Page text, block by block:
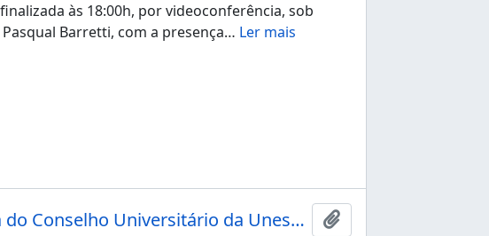
às 18:00h, por videoconferência, sob
Barretti, com a presença… Ler mais
Ata da 153ª sessão extraordinária do Conselho Universitário da Unesp de 07/06/2022
Adicionar a área de